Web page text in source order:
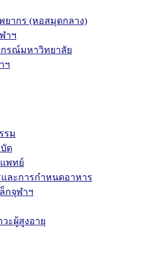
ยากร (หอสมุดกลาง)
าฯ
รณ์มหาวิทยาลัย
ฯ
รม
ด
พทย์
ละการกำหนดอาหาร
กจุฬาฯ
ะผู้สูงอายุ